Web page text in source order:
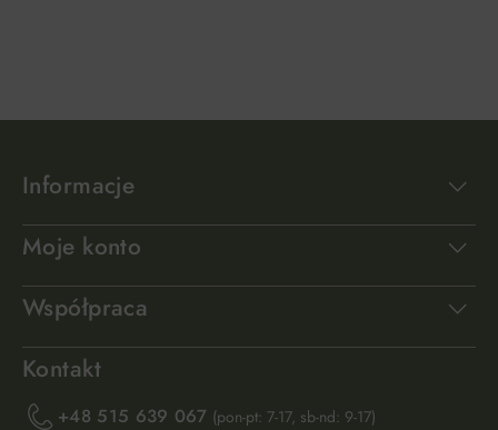
Informacje
Moje konto
Współpraca
Kontakt
+48 515 639 067 (pon-pt: 7-17, sb-nd: 9-17)